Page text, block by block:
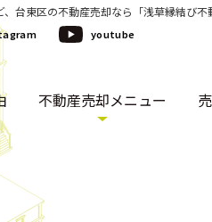
台東区の不動産売却なら「浅草縁結び
youtube
不動産売却メニュー